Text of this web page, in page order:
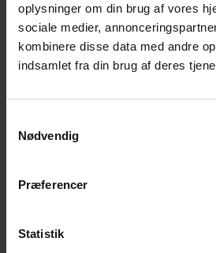
oplysninger om din brug af vores
sociale medier,
kombinere disse data med andre
indsamlet fra din brug af deres
Nødvendig
Præferencer
Statistik
Løbegård
Overdækning løbegård
Indretning til bure